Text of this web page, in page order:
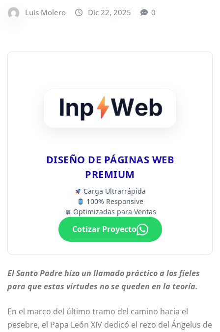
Luis Molero Dic 22, 2025 0
DISEÑO DE PÁGINAS WEB
PREMIUM
Carga Ultrarrápida
100% Responsive
Optimizadas para Ventas
Cotizar Proyecto
El Santo Padre hizo un llamado práctico a los fieles
para que estas virtudes no se queden en la teoría.
En el marco del último tramo del camino hacia el
pesebre, el Papa León XIV dedicó el rezo del Ángelus de